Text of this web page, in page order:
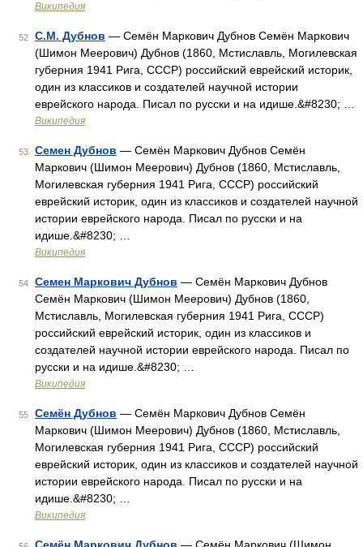
Википедия
52 С.М. Дубнов — Семён Маркович Дубнов Семён Маркович
(Шимон Меерович) Дубнов (1860, Мстиславль, Могилевская
губерния 1941 Рига, СССР) российский еврейский историк,
один из классиков и создателей научной истории
еврейского народа. Писал по русски и на идише.&#8230; …
Википедия
53 Семен Дубнов — Семён Маркович Дубнов Семён
Маркович (Шимон Меерович) Дубнов (1860, Мстиславль,
Могилевская губерния 1941 Рига, СССР) российский
еврейский историк, один из классиков и создателей научной
истории еврейского народа. Писал по русски и на
идише.&#8230; …
Википедия
54 Семен Маркович Дубнов — Семён Маркович Дубнов
Семён Маркович (Шимон Меерович) Дубнов (1860,
Мстиславль, Могилевская губерния 1941 Рига, СССР)
российский еврейский историк, один из классиков и
создателей научной истории еврейского народа. Писал по
русски и на идише.&#8230; …
Википедия
55 Семён Дубнов — Семён Маркович Дубнов Семён
Маркович (Шимон Меерович) Дубнов (1860, Мстиславль,
Могилевская губерния 1941 Рига, СССР) российский
еврейский историк, один из классиков и создателей научной
истории еврейского народа. Писал по русски и на
идише.&#8230; …
Википедия